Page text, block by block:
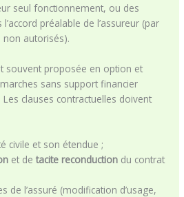
seul fonctionnement, ou des
préalable de l’assureur (par
autorisés).
souvent proposée en option et
sans support financier
clauses contractuelles doivent
civile et son étendue ;
et detacite reconduction du contrat
de l’assuré (modification d’usage,